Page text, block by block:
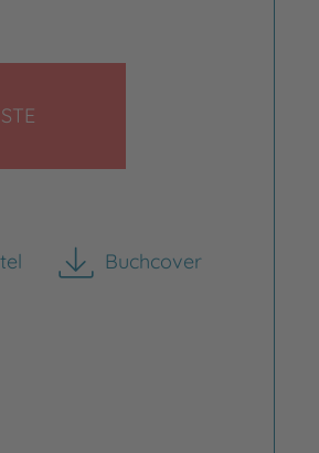
Buchcover
herunterladen